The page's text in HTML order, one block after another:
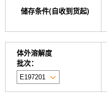
储存条件(自收到货起)
体外溶解度
批次：